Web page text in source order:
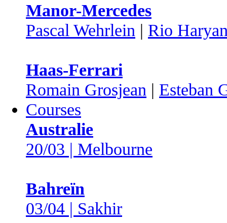
Manor-Mercedes
Pascal Wehrlein | Rio
Haas-Ferrari
Romain Grosjean | Esteban
Courses
Australie
20/03 | Melbourne
Bahreïn
03/04 | Sakhir